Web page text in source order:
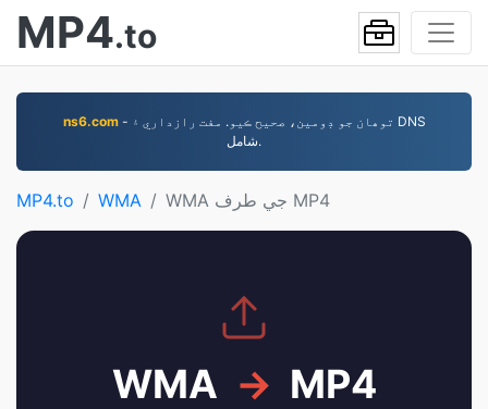
MP4.to
ns6.com- توھان جو ڊومين، صحيح ڪيو. مفت رازداري ۽ DNS
شامل.
MP4.to WMA WMA جي طرف MP4
WMA → MP4